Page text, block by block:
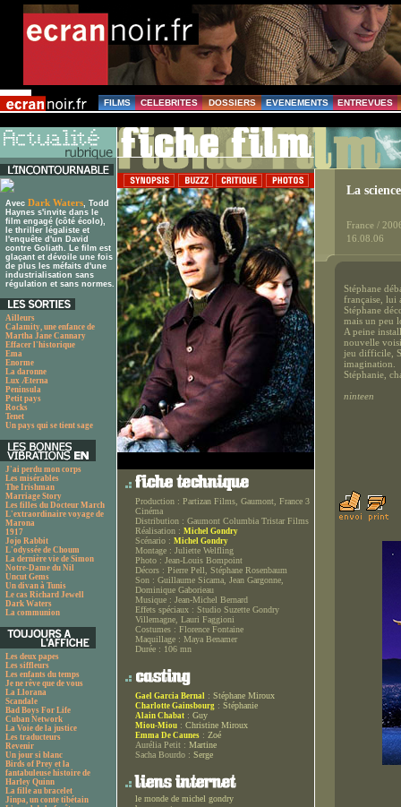
FILMS CELEBRITES DOSSIERS EVENEMENTS ENTREVUES
Avec Dark Waters, Todd
Haynes s'invite dans le
film engagé (côté écolo),
le thriller légaliste et
l'enquête d'un David
contre Goliath. Le film est
glaçant et dévoile une fois
de plus les méfaits d'une
industrialisation sans
régulation et sans normes.
Ailleurs
Calamity, une enfance de
Martha Jane Cannary
Effacer l'historique
Ema
Enorme
La daronne
Lux Æterna
Peninsula
Petit pays
Rocks
Tenet
Un pays qui se tient sage
J'ai perdu mon corps
Les misérables
The Irishman
Marriage Story
Les filles du Docteur March
L'extraordinaire voyage de
Marona
1917
Jojo Rabbit
L'odyssée de Choum
La dernière vie de Simon
Notre-Dame du Nil
Uncut Gems
Un divan à Tunis
Le cas Richard Jewell
Dark Waters
La communion
Les deux papes
Les siffleurs
Les enfants du temps
Je ne rêve que de vous
La Llorana
Scandale
Bad Boys For Life
Cuban Network
La Voie de la justice
Les traducteurs
Revenir
Un jour si blanc
Birds of Prey et la
fantabuleuse histoire de
Harley Quinn
La fille au bracelet
Jinpa, un conte tibétain
Production : Partizan Films, Gaumont, France 3
Cinéma
Distribution : Gaumont Columbia Tristar Films
Réalisation : Michel Gondry
Scénario : Michel Gondry
Montage : Juliette Welfling
Photo : Jean-Louis Bompoint
Décors : Pierre Pell, Stéphane Rosenbaum
Son : Guillaume Sicama, Jean Gargonne,
Dominique Gaborieau
Musique : Jean-Michel Bernard
Effets spéciaux : Studio Suzette Gondry
Villemagne, Lauri Faggioni
Costumes : Florence Fontaine
Maquillage : Maya Benamer
Durée : 106 mn
Gael Garcia Bernal : Stéphane Miroux
Charlotte Gainsbourg : Stéphanie
Alain Chabat : Guy
Miou-Miou : Christine Miroux
Emma De Caunes : Zoé
Aurélia Petit : Martine
Sacha Bourdo : Serge
le monde de michel gondry
La
France /
16.08.06
Stéphane
française, lui
Stéphane
mais un peu
A peine
nouvelle
jeu difficile,
imagination.
Stéphanie,
ninteen